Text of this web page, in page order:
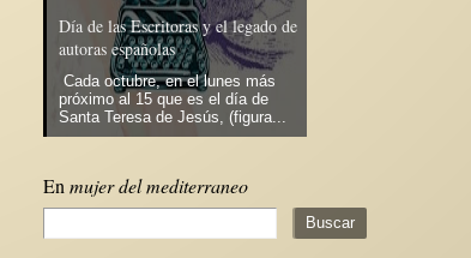
Día de las Escritoras y el legado de
autoras españolas
Cada octubre, en el lunes más
próximo al 15 que es el día de
Santa Teresa de Jesús, (figura...
En mujer del mediterraneo